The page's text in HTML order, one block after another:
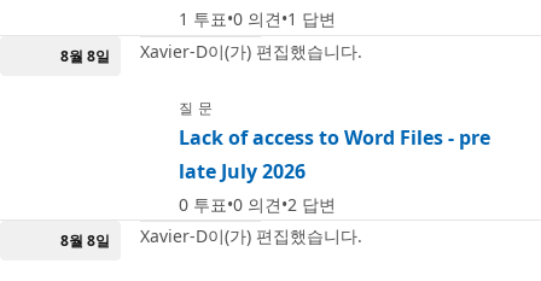
1 투표 0 의견 1 답변
8월 8일 Xavier-D이(가) 편집했습니다.
질문
Lack of access to Word Files - pre
late July 2026
0 투표 0 의견 2 답변
8월 8일 Xavier-D이(가) 편집했습니다.